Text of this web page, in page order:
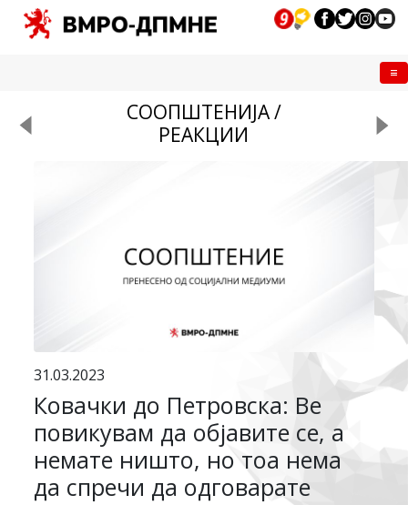
СООПШТЕНИЈА /
РЕАКЦИИ
31.03.2023
Ковачки до Петровска: Ве
повикувам да објавите се, а
немате ништо, но тоа нема
да спречи да одговарате